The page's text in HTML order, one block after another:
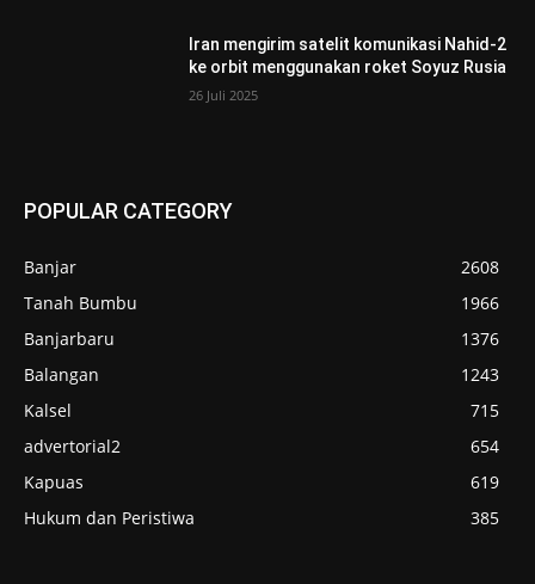
Iran mengirim satelit komunikasi Nahid-2
ke orbit menggunakan roket Soyuz Rusia
26 Juli 2025
POPULAR CATEGORY
Banjar
2608
Tanah Bumbu
1966
Banjarbaru
1376
Balangan
1243
Kalsel
715
advertorial2
654
Kapuas
619
Hukum dan Peristiwa
385